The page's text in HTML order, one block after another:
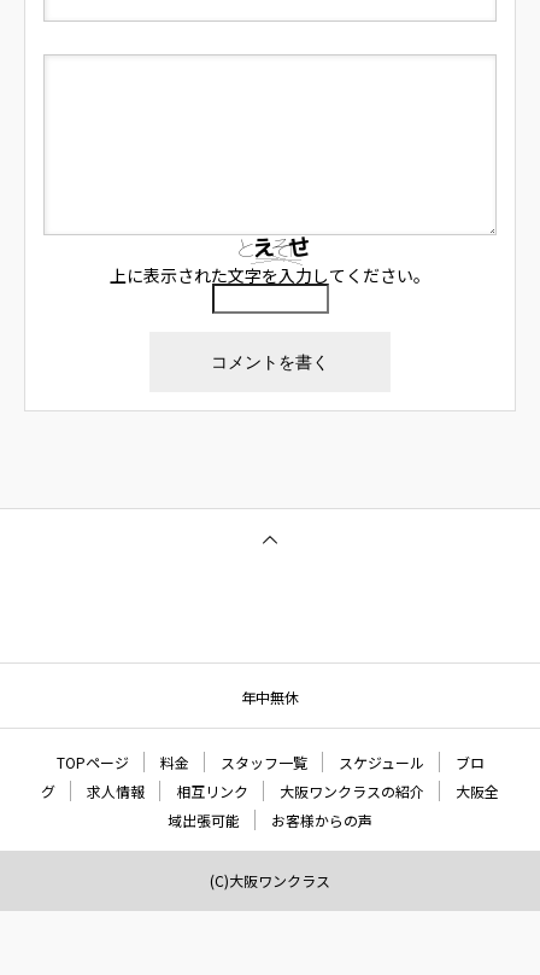
上に表示された文字を入力してください。
年中無休
TOPページ 料金 スタッフ一覧 スケジュール
ブロ
グ
求人情報 相互リンク 大阪ワンクラスの紹介
大阪全
域出張可能
お客様からの声
(C)大阪ワンクラス